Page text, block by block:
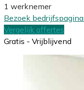
1 werknemer
Bezoek bedrijfspagina
Vergelijk offertes
Gratis - Vrijblijvend